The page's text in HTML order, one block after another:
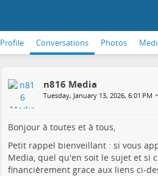
Profile Conversations Photos
n816 Media
Tuesday, January 13, 2026, 6:01 PM •
Bonjour à toutes et à tous,
Petit rappel bienveillant : si vous
Media, quel qu'en soit le sujet et si
financièrement grace aux liens ci-